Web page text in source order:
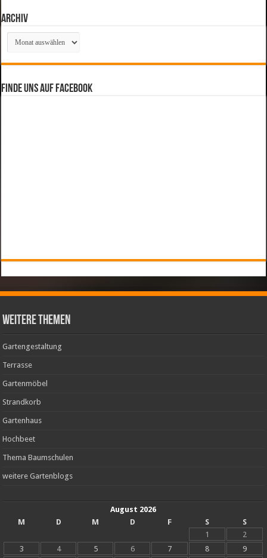
Archiv
Archiv
Finde uns auf Facebook
weitere Themen
Gartengestaltung
Terrasse
Gartenmöbel
Strandkorb
Gartenhaus
Hochbeet
Thema Baumschulen
weitere Gartenblogs
August 2026
M
D M D F S
S
1
2
3
4 5 6 7 8
9